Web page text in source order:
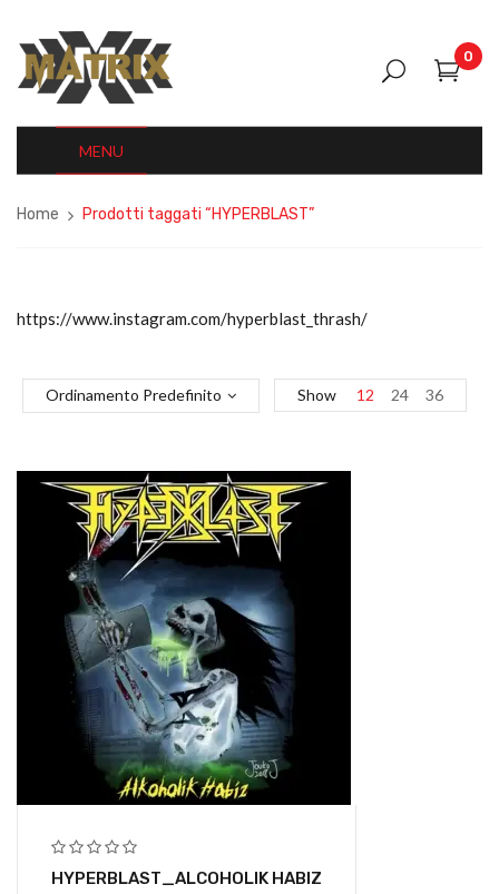
0
MENU
Home Prodotti taggati “HYPERBLAST”
https://www.instagram.com/hyperblast_thrash/
Ordinamento Predefinito Show 12 24 36
HYPERBLAST_ALCOHOLIK HABIZ